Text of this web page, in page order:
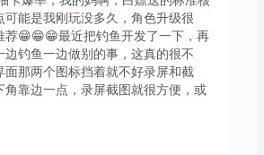
能是我刚玩没多久，角色升级很
😁😁😁最近把钓鱼开发了一下，再
钓鱼一边做别的事，这真的很不
那两个图标挡着就不好录屏和截
靠边一点，录屏截图就很方便，或